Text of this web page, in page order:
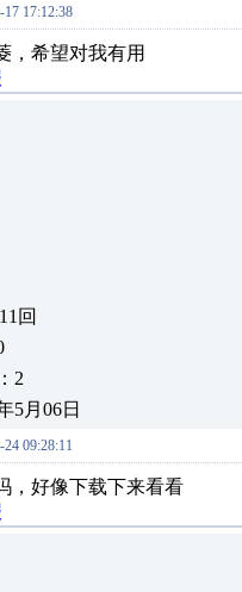
17:12:38
，希望对我有用
回
2
5月06日
09:28:11
，好像下载下来看看